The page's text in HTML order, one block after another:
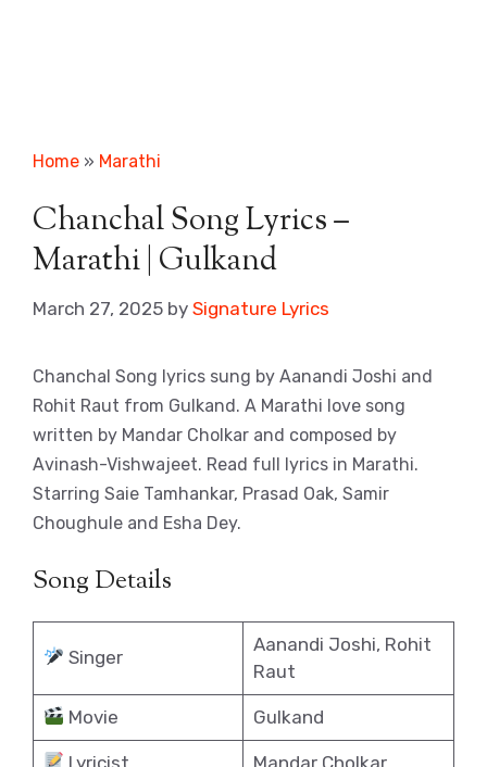
Home » Marathi
Chanchal Song Lyrics –
Marathi | Gulkand
March 27, 2025 by Signature Lyrics
Chanchal Song lyrics sung by Aanandi Joshi and
Rohit Raut from Gulkand. A Marathi love song
written by Mandar Cholkar and composed by
Avinash-Vishwajeet. Read full lyrics in Marathi.
Starring Saie Tamhankar, Prasad Oak, Samir
Choughule and Esha Dey.
Song Details
Singer
Aanandi Joshi, Rohit
Raut
Movie Gulkand
Lyricist Mandar Cholkar